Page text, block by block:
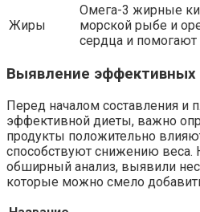
Жиры
Омега-3 жирные
морской рыбе и
сердца и помогают
Выявление эффективных
Перед началом составления и
эффективной диеты, важно
продукты положительно
способствуют снижению веса.
обширный анализ, выявили
которые можно смело